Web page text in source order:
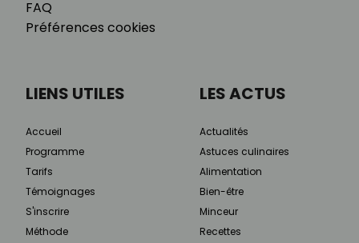
FAQ
Préférences cookies
LIENS UTILES
Accueil
Programme
Tarifs
Témoignages
S'inscrire
Méthode
LES ACTUS
Actualités
Astuces culinaires
Alimentation
Bien-être
Minceur
Recettes